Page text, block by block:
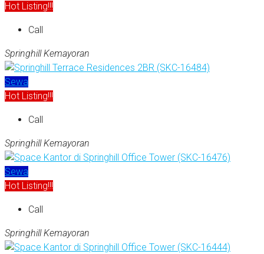
Hot Listing!!!
Call
Springhill Kemayoran
Sewa
Hot Listing!!!
Call
Springhill Kemayoran
Sewa
Hot Listing!!!
Call
Springhill Kemayoran